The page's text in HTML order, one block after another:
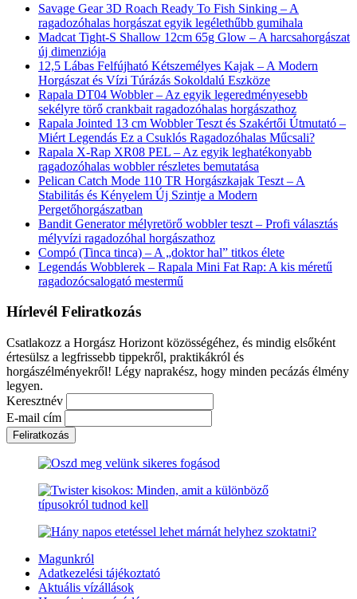
Savage Gear 3D Roach Ready To Fish Sinking – A
ragadozóhalas horgászat egyik legélethűbb gumihala
Madcat Tight-S Shallow 12cm 65g Glow – A harcsahorgászat
új dimenziója
12,5 Lábas Felfújható Kétszemélyes Kajak – A Modern
Horgászat és Vízi Túrázás Sokoldalú Eszköze
Rapala DT04 Wobbler – Az egyik legeredményesebb
sekélyre törő crankbait ragadozóhalas horgászathoz
Rapala Jointed 13 cm Wobbler Teszt és Szakértői Útmutató –
Miért Legendás Ez a Csuklós Ragadozóhalas Műcsali?
Rapala X-Rap XR08 PEL – Az egyik leghatékonyabb
ragadozóhalas wobbler részletes bemutatása
Pelican Catch Mode 110 TR Horgászkajak Teszt – A
Stabilitás és Kényelem Új Szintje a Modern
Pergetőhorgászatban
Bandit Generator mélyretörő wobbler teszt – Profi választás
mélyvízi ragadozóhal horgászathoz
Compó (Tinca tinca) – A „doktor hal” titkos élete
Legendás Wobblerek – Rapala Mini Fat Rap: A kis méretű
ragadozócsalogató mestermű
Hírlevél Feliratkozás
Csatlakozz a Horgász Horizont közösségéhez, és mindig elsőként
értesülsz a legfrissebb tippekről, praktikákról és
horgászélményekről! Légy naprakész, hogy minden pecázás élmény
legyen.
Keresztnév
E-mail cím
Magunkról
Adatkezelési tájékoztató
Aktuális vízállások